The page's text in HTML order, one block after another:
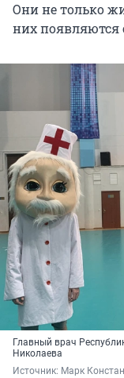
Они не только
них появляются
Главный врач
Николаева
Источник: Марк